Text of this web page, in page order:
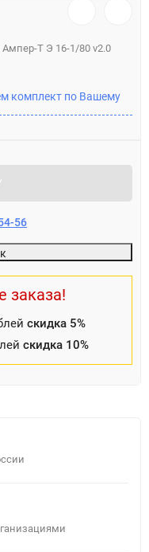
Ампер-Т Э 16-1/80 v2.0
комплект по Вашему
56
заказа!
скидка 5%
скидка 10%